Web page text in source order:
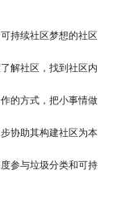
持续社区梦想的社区
解社区，找到社区内
的方式，把小事情做
协助其构建社区为本
参与垃圾分类和可持